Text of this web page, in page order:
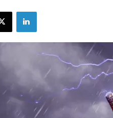
X LinkedIn